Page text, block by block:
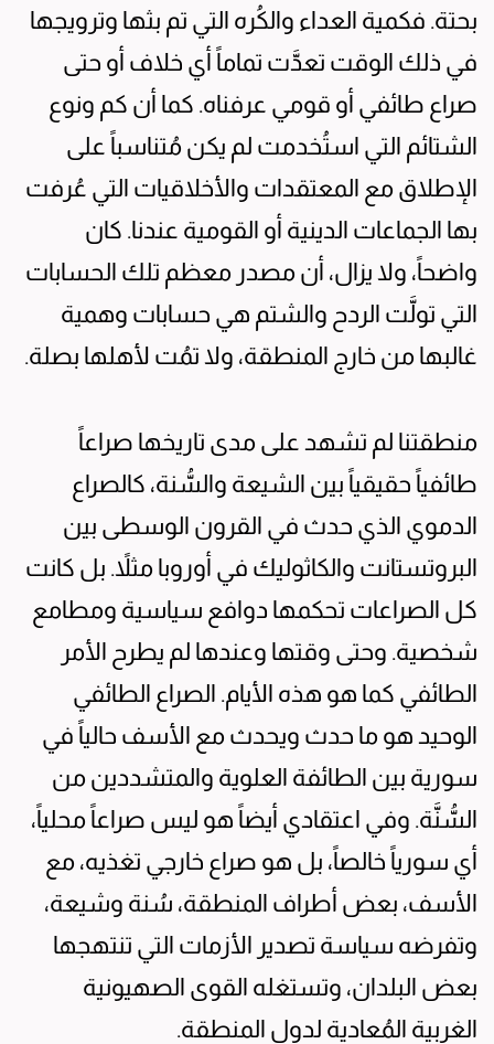
بحتة. فكمية العداء والكُره التي تم بثها وترويجها
في ذلك الوقت تعدَّت تماماً أي خلاف أو حتى
صراع طائفي أو قومي عرفناه. كما أن كم ونوع
الشتائم التي استُخدمت لم يكن مُتناسباً على
الإطلاق مع المعتقدات والأخلاقيات التي عُرفت
بها الجماعات الدينية أو القومية عندنا. كان
واضحاً، ولا يزال، أن مصدر معظم تلك الحسابات
التي تولَّت الردح والشتم هي حسابات وهمية
غالبها من خارج المنطقة، ولا تمُت لأهلها بصلة.
منطقتنا لم تشهد على مدى تاريخها صراعاً
طائفياً حقيقياً بين الشيعة والسُّنة، كالصراع
الدموي الذي حدث في القرون الوسطى بين
البروتستانت والكاثوليك في أوروبا مثلاً. بل كانت
كل الصراعات تحكمها دوافع سياسية ومطامع
شخصية. وحتى وقتها وعندها لم يطرح الأمر
الطائفي كما هو هذه الأيام. الصراع الطائفي
الوحيد هو ما حدث ويحدث مع الأسف حالياً في
سورية بين الطائفة العلوية والمتشددين من
السُّنَّة. وفي اعتقادي أيضاً هو ليس صراعاً محلياً،
أي سورياً خالصاً، بل هو صراع خارجي تغذيه، مع
الأسف، بعض أطراف المنطقة، سُنة وشيعة،
وتفرضه سياسة تصدير الأزمات التي تنتهجها
بعض البلدان، وتستغله القوى الصهيونية
الغربية المُعادية لدول المنطقة.